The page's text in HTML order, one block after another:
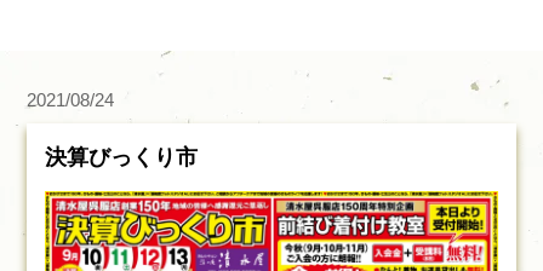
2021/08/24
決算びっくり市